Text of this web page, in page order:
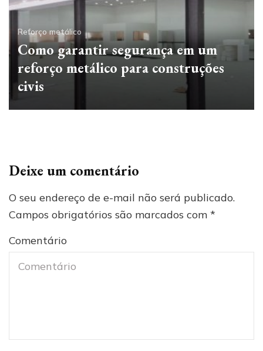
Reforço metálico
Como garantir segurança em um
reforço metálico para construções
civis
Deixe um comentário
O seu endereço de e-mail não será publicado.
Campos obrigatórios são marcados com *
Comentário